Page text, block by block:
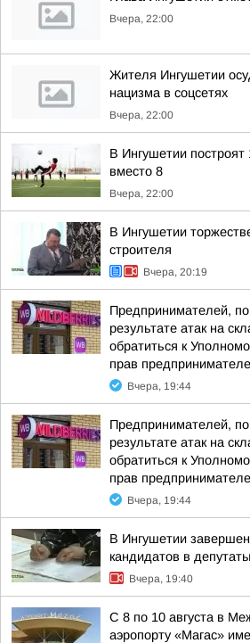
Вчера, 22:00
Жителя Ингушетии
нацизма в соцсетях
Вчера, 22:00
В Ингушетии
вместо 8
Вчера, 22:00
В Ингушетии
строителя
Вчера, 20:19
Предпринимателей,
результате атак на
обратиться к
прав
Вчера, 19:44
Предпринимателей,
результате атак на
обратиться к
прав
Вчера, 19:44
В Ингушетии
кандидатов в
Вчера, 19:40
С 8 по 10 августа в
аэропорту «Магас»